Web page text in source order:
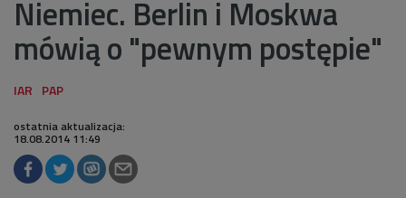
Niemiec. Berlin i Moskwa
mówią o "pewnym postępie"
ostatnia aktualizacja:
18.08.2014 11:49